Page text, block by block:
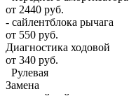
от 2440 руб.
- сайлентблока рычага
от 550 руб.
Диагностика ходовой
от 340 руб.
Рулевая
Замена